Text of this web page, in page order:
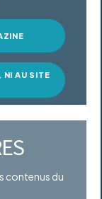
NI AU SITE
contenus du